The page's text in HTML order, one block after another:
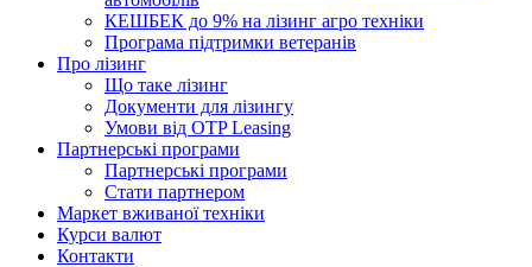
КЕШБЕК до 9% на лізинг агро техніки
Програма підтримки ветеранів
Про лізинг
Що таке лізинг
Документи для лізингу
Умови від OTP Leasing
Партнерські програми
Партнерські програми
Стати партнером
Маркет вживаної техніки
Курси валют
Контакти